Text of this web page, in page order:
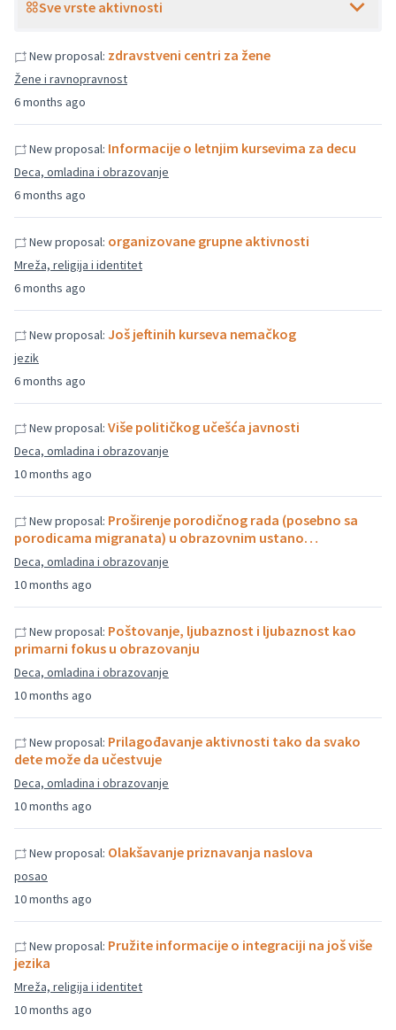
Sve vrste aktivnosti
6 months ago
New proposal: zdravstveni centri za žene
Žene i ravnopravnost
6 months ago
New proposal: Informacije o letnjim kursevima za decu
Deca, omladina i obrazovanje
6 months ago
New proposal: organizovane grupne aktivnosti
Mreža, religija i identitet
6 months ago
New proposal: Još jeftinih kurseva nemačkog
jezik
10 months ago
New proposal: Više političkog učešća javnosti
Deca, omladina i obrazovanje
10 months ago
New proposal: Proširenje porodičnog rada (posebno sa
porodicama migranata) u obrazovnim ustano…
Deca, omladina i obrazovanje
10 months ago
New proposal: Poštovanje, ljubaznost i ljubaznost kao
primarni fokus u obrazovanju
Deca, omladina i obrazovanje
10 months ago
New proposal: Prilagođavanje aktivnosti tako da svako
dete može da učestvuje
Deca, omladina i obrazovanje
10 months ago
New proposal: Olakšavanje priznavanja naslova
posao
10 months ago
New proposal: Pružite informacije o integraciji na još više
jezika
Mreža, religija i identitet